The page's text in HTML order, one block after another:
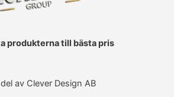
produkterna till bästa pris
av Clever Design AB